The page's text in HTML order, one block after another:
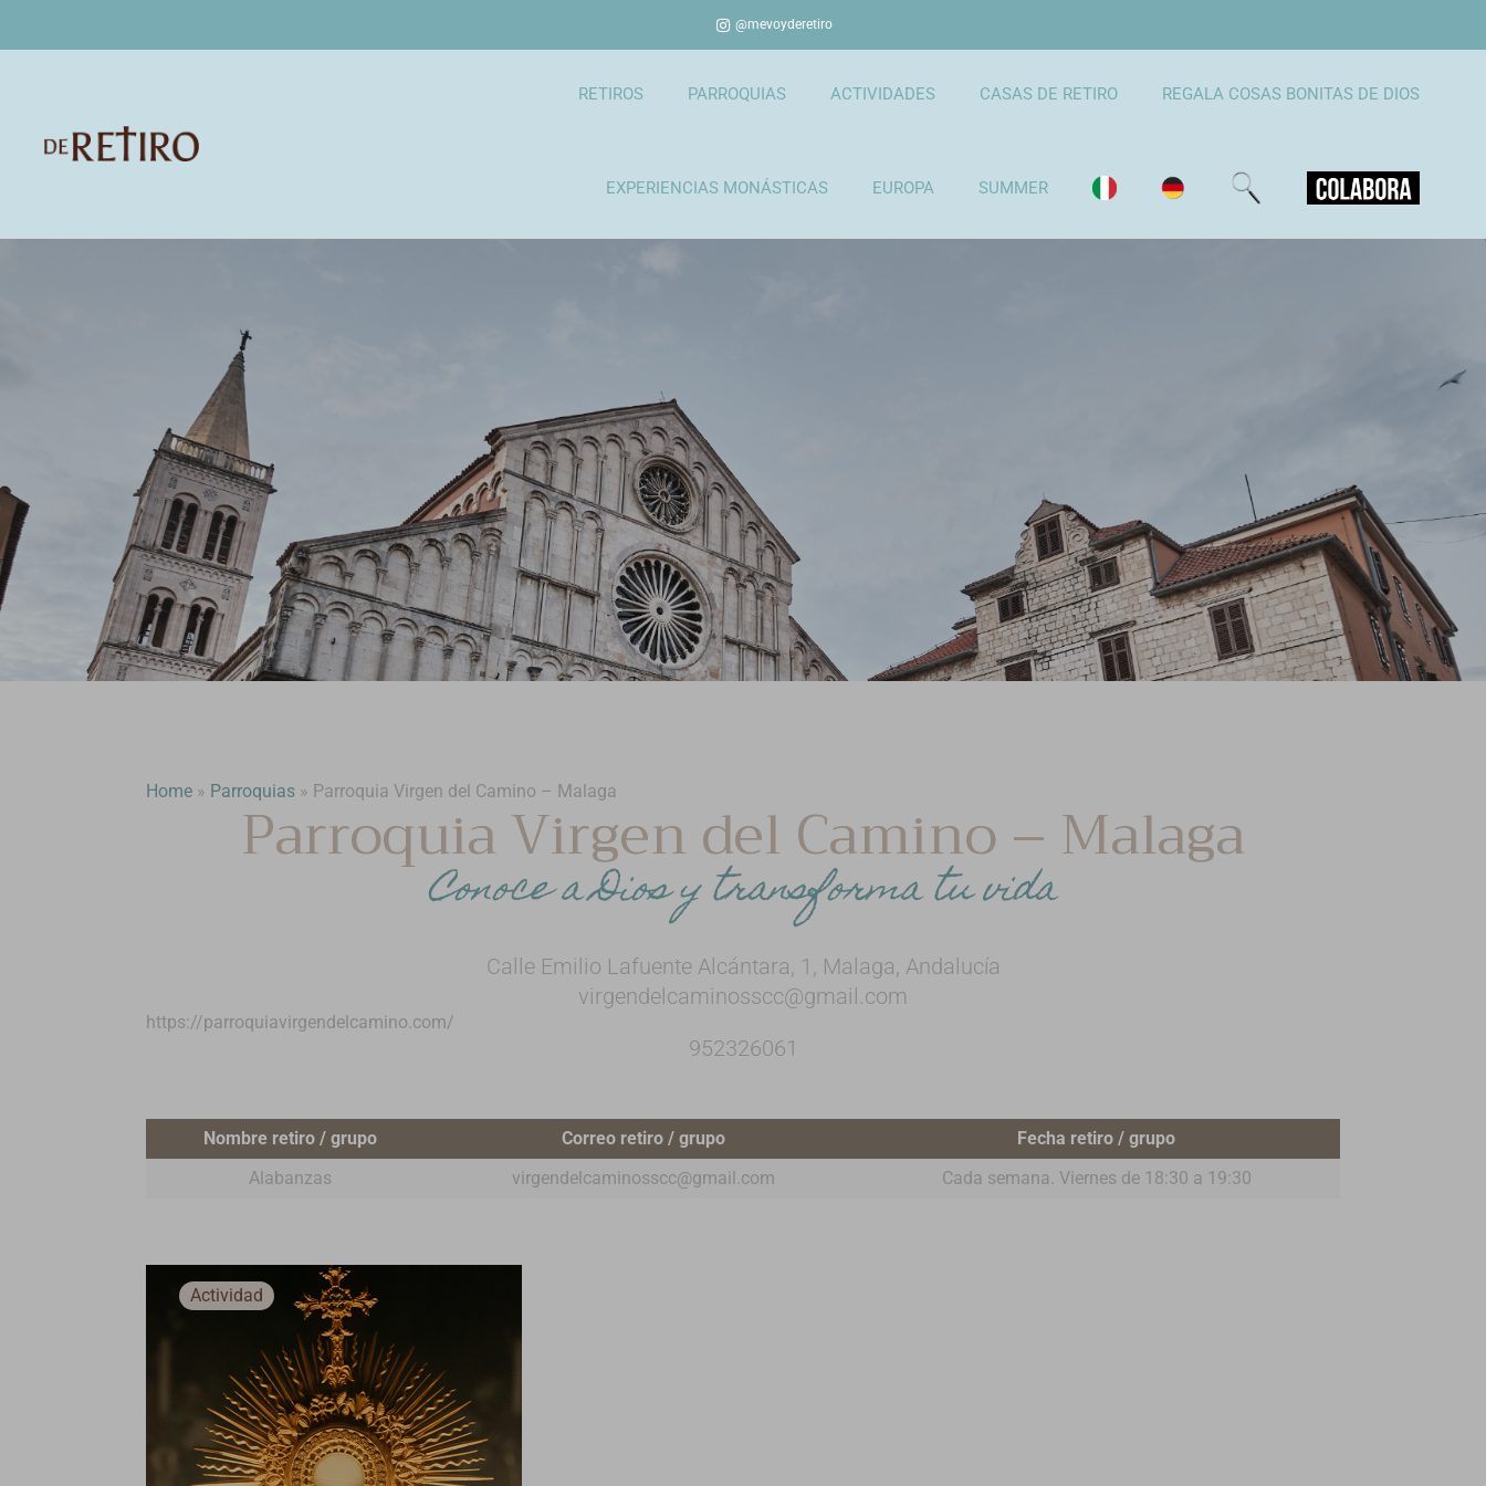
@mevoyderetiro
RETIROS PARROQUIAS ACTIVIDADES CASAS DE RETIRO REGALA COSAS BONITAS DE DIOS
EXPERIENCIAS MONÁSTICAS EUROPA SUMMER
Home » Parroquias » Parroquia Virgen del Camino – Malaga
Parroquia Virgen del Camino – Malaga
Conoce a Dios y transforma tu vida
Calle Emilio Lafuente Alcántara, 1, Malaga, Andalucía
virgendelcaminosscc@gmail.com
https://parroquiavirgendelcamino.com/
952326061
Nombre retiro / grupo Correo retiro / grupo
Fecha retiro / grupo
Alabanzas
virgendelcaminosscc@gmail.com Cada semana. Viernes de 18:30 a 19:30
Actividad